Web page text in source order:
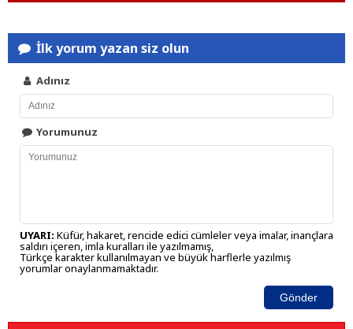
İlk yorum yazan siz olun
Adınız
Yorumunuz
UYARI: Küfür, hakaret, rencide edici cümleler veya imalar, inançlara
saldırı içeren, imla kuralları ile yazılmamış,
Türkçe karakter kullanılmayan ve büyük harflerle yazılmış
yorumlar onaylanmamaktadır.
Gönder